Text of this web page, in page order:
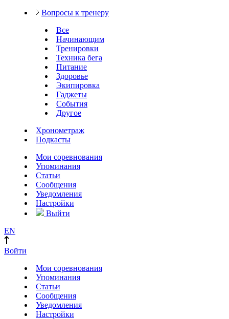
Вопросы к тренеру
Все
Начинающим
Тренировки
Техника бега
Питание
Здоровье
Экипировка
Гаджеты
События
Другое
Хронометраж
Подкасты
Мои соревнования
Упоминания
Статьи
Сообщения
Уведомления
Настройки
Выйти
EN
Войти
Мои соревнования
Упоминания
Статьи
Сообщения
Уведомления
Настройки